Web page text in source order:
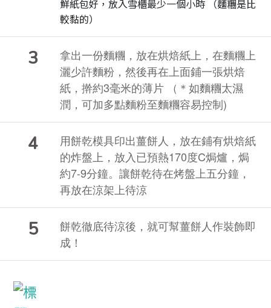
鮮紙包好，放入雪櫃最少一個小時 （麵糰是比
較黏的）
3
拿出一份麵糰，放在烘焙紙上，在麵糰上
灑少許麵粉，然後再在上面鋪一張烘焙
紙，擀約3毫米的薄片 （＊如麵糰太濕
潤，可加多點麵粉至麵糰容易控制)
4
用餅乾模具印出薑餅人，放在鋪有烘焙紙
的炸盤上，放入已預熱170度C焗爐，焗
約7-9分鐘。讓餅乾待在烤盤上五分鐘，
再放在涼架上待涼
5
餅乾徹底待涼後，就可幫薑餅人作裝飾即
成！